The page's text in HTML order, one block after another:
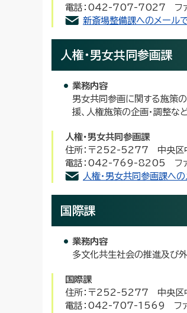
電話：042-707-7027 フ
新斎場整備課へのメール
人権・男女共同参画課
業務内容
男女共同参画に関する施策の
援、人権施策の企画・調整な
人権・男女共同参画課
住所：〒252-5277 中央
電話：042-769-8205 フ
人権・男女共同参画課へ
国際課
業務内容
多文化共生社会の推進及び
国際課
住所：〒252-5277 中央
電話：042-707-1569 フ